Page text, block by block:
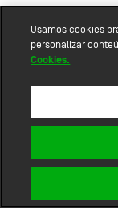
Usamos cookies
personalizar
Cookies.